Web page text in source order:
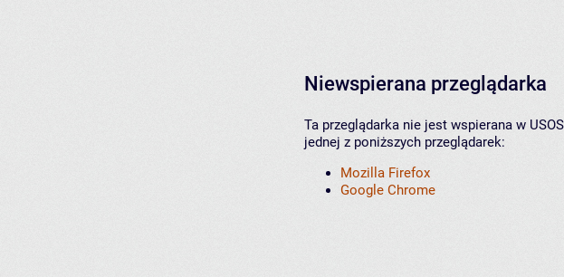
Niewspierana przeglądarka
Ta przeglądarka nie jest wspierana w
jednej z poniższych przeglądarek:
Mozilla Firefox
Google Chrome